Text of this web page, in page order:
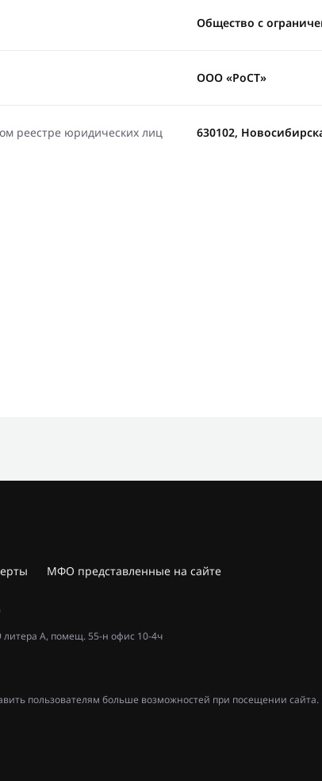
Общество с
ООО «РоСТ»
реестре юридических лиц 630102,
МФО представленные на сайте
литера А, помещ. 55-н офис 10-4ч
пользователям больше возможностей при посещении